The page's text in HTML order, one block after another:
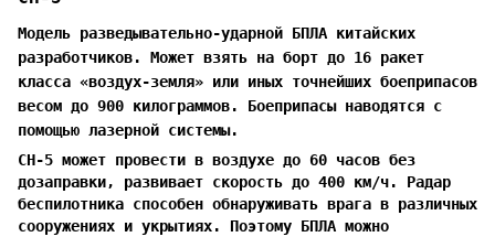
Модель разведывательно-ударной БПЛА китайских
разработчиков. Может взять на борт до 16 ракет
класса «воздух-земля» или иных точнейших боеприпасов
весом до 900 килограммов. Боеприпасы наводятся с
помощью лазерной системы.
CH-5 может провести в воздухе до 60 часов без
дозаправки, развивает скорость до 400 км/ч. Радар
беспилотника способен обнаруживать врага в различных
сооружениях и укрытиях. Поэтому БПЛА можно